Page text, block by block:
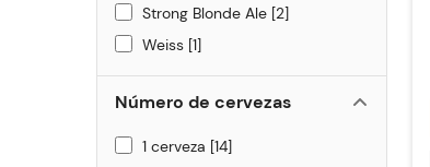
Strong Blonde Ale 2
Weiss 1
Número de cervezas
1 cerveza 14